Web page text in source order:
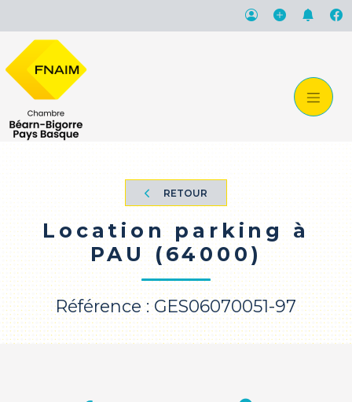
RETOUR
Location parking à
PAU (64000)
Référence : GES06070051-97